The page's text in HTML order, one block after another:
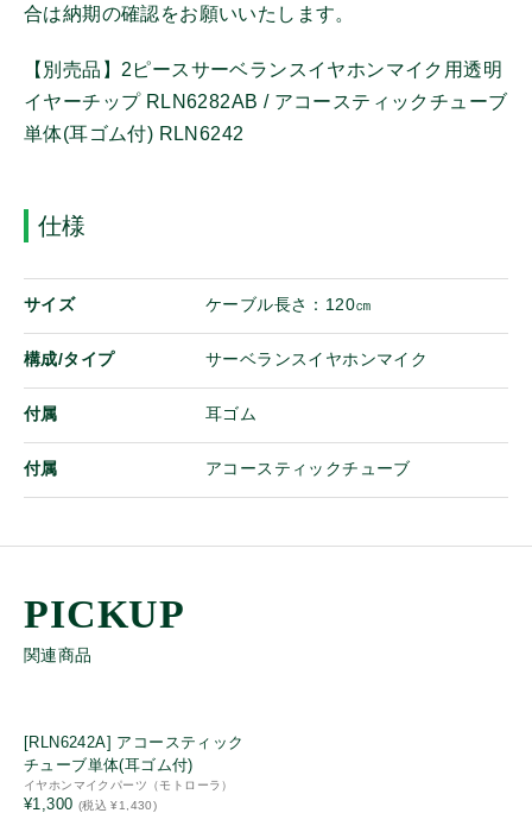
合は納期の確認をお願いいたします。
【別売品】2ピースサーベランスイヤホンマイク用透明
イヤーチップ RLN6282AB / アコースティックチューブ
単体(耳ゴム付) RLN6242
仕様
サイズ ケーブル長さ：120㎝
構成/タイプ サーベランスイヤホンマイク
付属 耳ゴム
付属 アコースティックチューブ
関連商品
[RLN6242A] アコースティック
チューブ単体(耳ゴム付)
イヤホンマイクパーツ（モトローラ）
¥1,300 (税込 ¥1,430)
固定局/車載機アンテナ
スピーカーマイク
バッテリ
充電器
ホルダー/ケース
イヤホンマイクパーツ
詳細
Bluetooth
同時通話